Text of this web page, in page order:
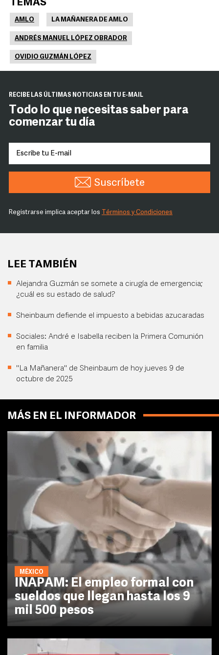
TEMAS
AMLO LA MAÑANERA DE AMLO
ANDRÉS MANUEL LÓPEZ OBRADOR
OVIDIO GUZMÁN LÓPEZ
RECIBE LAS ÚLTIMAS NOTICIAS EN TU E-MAIL
Todo lo que necesitas saber para
comenzar tu día
Suscríbete
Registrarse implica aceptar los Términos y Condiciones
LEE TAMBIÉN
Alejandra Guzmán se somete a cirugía de emergencia;
¿cuál es su estado de salud?
Sheinbaum defiende el impuesto a bebidas azucaradas
Sociales: André e Isabella reciben la Primera Comunión
en familia
"La Mañanera" de Sheinbaum de hoy jueves 9 de
octubre de 2025
MÁS EN EL INFORMADOR
MÉXICO
INAPAM: El empleo formal con
sueldos que llegan hasta los 9
mil 500 pesos